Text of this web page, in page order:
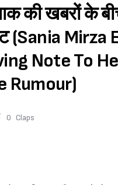
की खबरों के
(Sania
Note To
Rumour)
0 Claps